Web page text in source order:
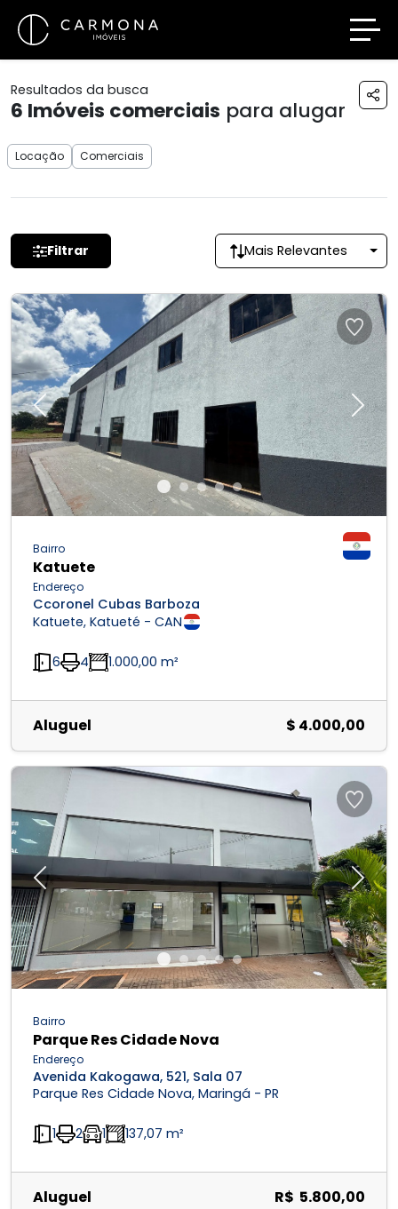
Resultados da busca
6 Imóveis comerciais para alugar
Locação Comerciais
Filtrar Mais Relevantes
Previous Next
Bairro
Katuete
Endereço
Ccoronel Cubas Barboza
Katuete, Katueté - CAN
6 4 1.000,00 m²
Aluguel $ 4.000,00
Previous Next
Bairro
Parque Res Cidade Nova
Endereço
Avenida Kakogawa, 521, Sala 07
Parque Res Cidade Nova, Maringá - PR
1 2 1 137,07 m²
Aluguel R$ 5.800,00